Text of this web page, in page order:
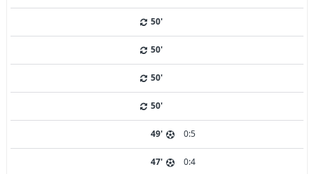
50'
50'
50'
50'
49' 0:5
47' 0:4